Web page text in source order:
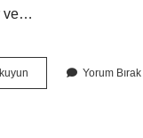
ve…
Marmara
Ereğlisinde
Yorum Bırak